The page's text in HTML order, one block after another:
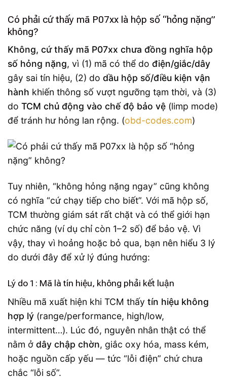
Có phải cứ thấy mã P07xx là hộp số “hỏng nặng”
không?
Không, cứ thấy mã P07xx chưa đồng nghĩa hộp
số hỏng nặng, vì (1) mã có thể do điện/giắc/dây
gây sai tín hiệu, (2) do dầu hộp số/điều kiện vận
hành khiến thông số vượt ngưỡng tạm thời, và (3)
do TCM chủ động vào chế độ bảo vệ (limp mode)
để tránh hư hỏng lan rộng. (obd-codes.com)
Tuy nhiên, “không hỏng nặng ngay” cũng không
có nghĩa “cứ chạy tiếp cho biết”. Với mã hộp số,
TCM thường giám sát rất chặt và có thể giới hạn
chức năng (ví dụ chỉ còn 1–2 số) để bảo vệ. Vì
vậy, thay vì hoảng hoặc bỏ qua, bạn nên hiểu 3 lý
do dưới đây để xử lý đúng hướng:
Lý do 1: Mã là tín hiệu, không phải kết luận
Nhiều mã xuất hiện khi TCM thấy tín hiệu không
hợp lý (range/performance, high/low,
intermittent…). Lúc đó, nguyên nhân thật có thể
nằm ở dây chập chờn, giắc oxy hóa, mass kém,
hoặc nguồn cấp yếu — tức “lỗi điện” chứ chưa
chắc “lỗi số”.